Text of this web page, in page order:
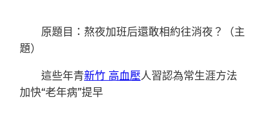
原題目：熬夜加班后還敢相約往消夜？（主
題）
這些年青新竹 高血壓人習認為常生涯方法
加快“老年病”提早